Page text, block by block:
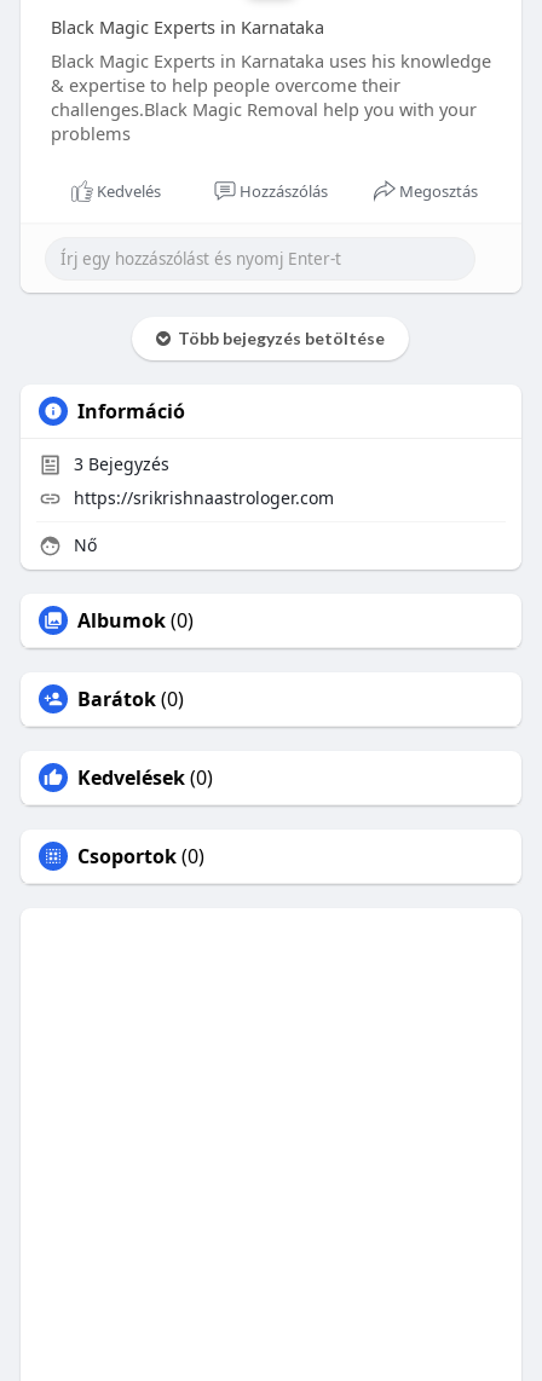
Black Magic Experts in Karnataka
Black Magic Experts in Karnataka uses his knowledge
& expertise to help people overcome their
challenges.Black Magic Removal help you with your
problems
Kedvelés Hozzászólás Megosztás
Több bejegyzés betöltése
Információ
3Bejegyzés
https://srikrishnaastrologer.com
Nő
Albumok(0)
Barátok(0)
Kedvelések(0)
Csoportok(0)